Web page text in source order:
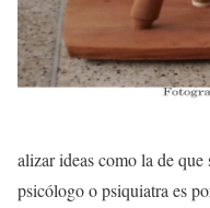
alizar ideas como la de
psicólogo o psiquiatra es